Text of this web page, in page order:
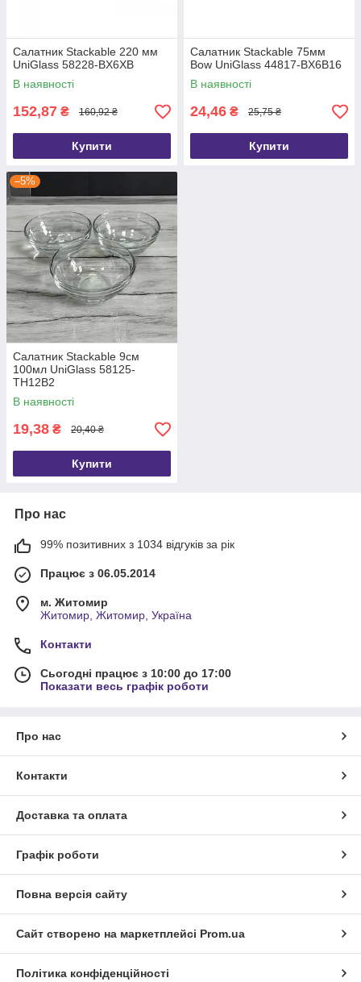
Салатник Stackable 220 мм
UniGlass 58228-BX6XB
В наявності
152,87 ₴ 160,92 ₴
Купити
Салатник Stackable 75мм
Bow UniGlass 44817-BX6B16
В наявності
24,46 ₴ 25,75 ₴
Купити
–5%
Салатник Stackable 9см
100мл UniGlass 58125-
TH12B2
В наявності
19,38 ₴ 20,40 ₴
Купити
Про нас
99% позитивних з 1034 відгуків за рік
Працює з 06.05.2014
м. Житомир
Житомир, Житомир, Україна
Контакти
Сьогодні працює з 10:00 до 17:00
Показати весь графік роботи
Про нас
Контакти
Доставка та оплата
Графік роботи
Повна версія сайту
Сайт створено на маркетплейсі Prom.ua
Політика конфіденційності